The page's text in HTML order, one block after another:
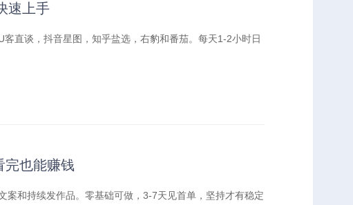
速上手
直谈，抖音星图，知乎盐选，右豹和番茄。每天1-2小时日
完也能赚钱
和持续发作品。零基础可做，3-7天见首单，坚持才有稳定